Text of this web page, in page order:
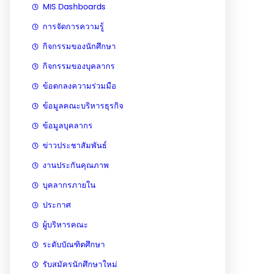
MIS Dashboards
การจัดการความรู้
กิจกรรมของนักศึกษา
กิจกรรมของบุคลากร
ข้อตกลงความร่วมมือ
ข้อมูลคณะบริหารธุรกิจ
ข้อมูลบุคลากร
ข่าวประชาสัมพันธ์
งานประกันคุณภาพ
บุคลากรภายใน
ประกาศ
ผู้บริหารคณะ
ระดับบัณฑิตศึกษา
รับสมัครนักศึกษาใหม่